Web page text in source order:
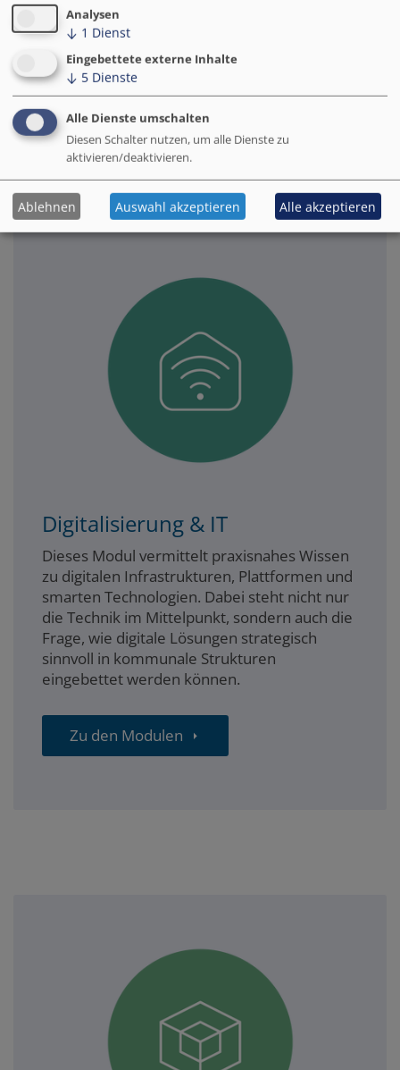
Smart City. Es zeigt, wie Kommunen den
digitalen Wandel strategisch und
wirtschaftlich nachhaltig gestalten, ohne
rechtliche Risiken einzugehen.
Zu den Modulen
Digitalisierung & IT
Dieses Modul vermittelt praxisnahes Wissen
zu digitalen Infrastrukturen, Plattformen und
smarten Technologien. Dabei steht nicht nur
die Technik im Mittelpunkt, sondern auch die
Frage, wie digitale Lösungen strategisch
sinnvoll in kommunale Strukturen
eingebettet werden können.
Zu den Modulen
Analysen
↓ 1 Dienst
Eingebettete externe Inhalte
↓ 5 Dienste
Alle Dienste umschalten
Diesen Schalter nutzen, um alle Dienste zu
aktivieren/deaktivieren.
Ablehnen Auswahl akzeptieren Alle akzeptieren